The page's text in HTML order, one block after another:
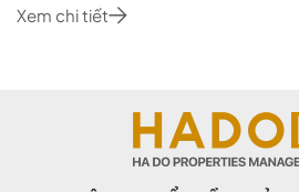
Xem chi tiết